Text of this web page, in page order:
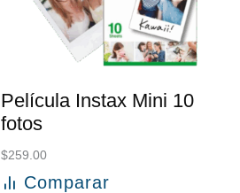
Película Instax Mini 10
fotos
$259.00
Añadir al carrito
Comparar